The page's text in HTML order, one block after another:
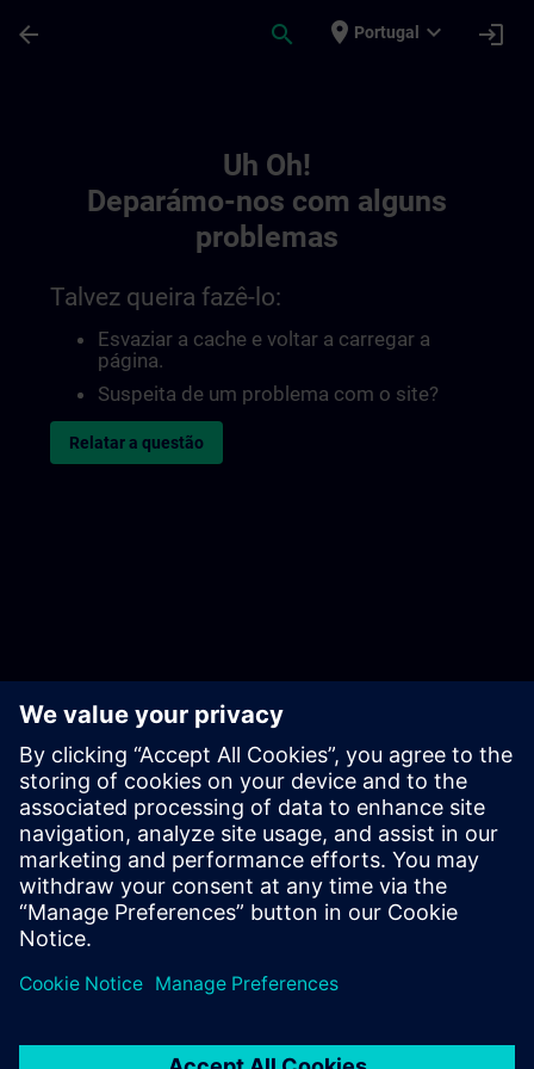
arrow_back search place Portugal expand_more login
Uh Oh!
Deparámo-nos com alguns
problemas
Talvez queira fazê-lo:
Esvaziar a cache e voltar a carregar a
página.
Suspeita de um problema com o site?
Relatar a questão